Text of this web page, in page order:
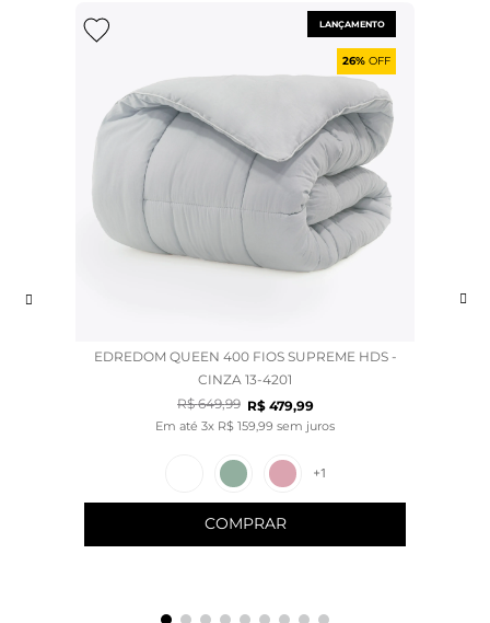
LANÇAMENTO
26% OFF
EDREDOM QUEEN 400 FIOS SUPREME HDS -
CINZA 13-4201
R$ 649,99 R$ 479,99
Em até 3x R$ 159 99 sem juros
+1
COMPRAR